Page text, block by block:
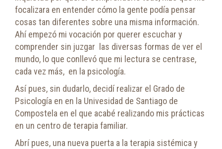
focalizara en entender cómo la gente podía pensar
cosas tan diferentes sobre una misma información.
Ahí empezó mi vocación por querer escuchar y
comprender sin juzgar las diversas formas de ver el
mundo, lo que conllevó que mi lectura se centrase,
cada vez más, en la psicología.
Así pues, sin dudarlo, decidí realizar el Grado de
Psicología en en la Univesidad de Santiago de
Compostela en el que acabé realizando mis prácticas
en un centro de terapia familiar.
Abrí pues, una nueva puerta a la terapia sistémica y